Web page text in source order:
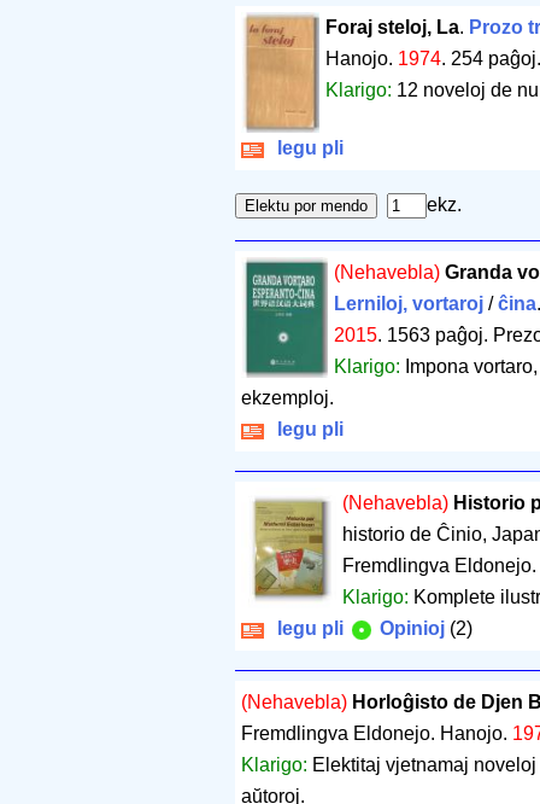
Foraj steloj, La. Prozo
Hanojo. 1974. 254 paĝoj
Klarigo: 12 noveloj de
legu pli
ekz.
(Nehavebla) Granda
Lerniloj, vortaroj/ĉina
2015. 1563 paĝoj.
Klarigo: Impona
ekzemploj.
legu pli
(Nehavebla) Historio
historio de Ĉinio,
Fremdlingva
Klarigo: Komplete
legu pli
Opinioj (2)
(Nehavebla) Horloĝisto de Djen
Fremdlingva Eldonejo. Hanojo.
Klarigo: Elektitaj vjetnamaj
aŭtoroj.